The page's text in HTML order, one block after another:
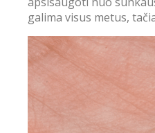
galima visus metus,